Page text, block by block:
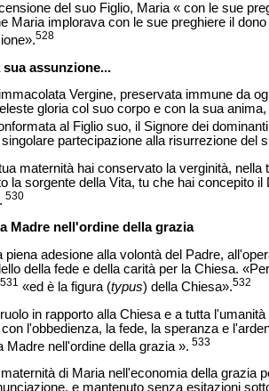
del suo Figlio, Maria « con le sue
Maria implorava con le sue preghiere il
528
sua assunzione...
Vergine, preservata immune da
gloria col suo corpo e con la sua
al Figlio suo, il Signore dei
partecipazione alla risurrezione del
maternità hai conservato la verginità,
la sorgente della Vita, tu che hai concepito
530
Madre nell'ordine della grazia
piena adesione alla volontà del Padre,
della fede e della carità per la Chiesa.
531 «ed è la figura (typus) della Chiesa».532
in rapporto alla Chiesa e a tutta
l'obbedienza, la fede, la speranza e
Madre nell'ordine della grazia ». 533
di Maria nell'economia della grazia
e mantenuto senza esitazioni